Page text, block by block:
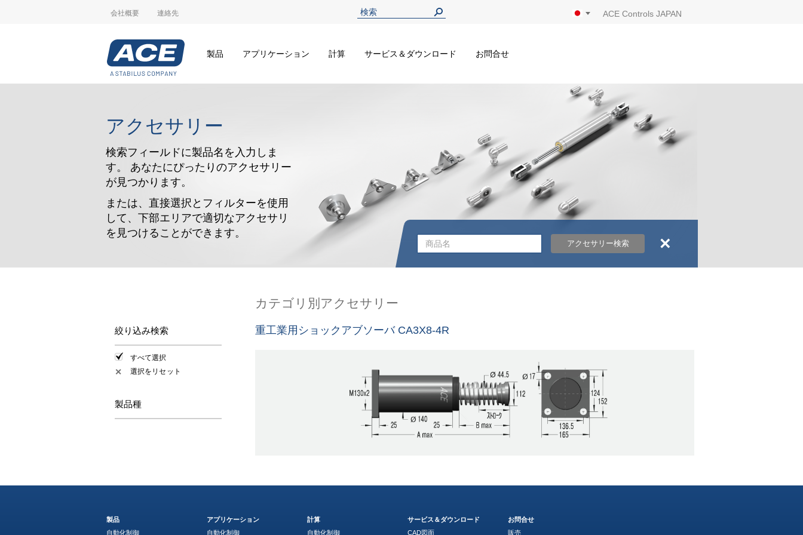
会社概要 連絡先 ACE Controls JAPAN
製品 アプリケーション 計算 サービス＆ダウンロード お問合せ
アクセサリー
検索フィールドに製品名を入力しま
す。 あなたにぴったりのアクセサリー
が見つかります。
または、直接選択とフィルターを使用
して、下部エリアで適切なアクセサリ
を見つけることができます。
アクセサリー検索 ×
絞り込み検索
すべて選択
✕ 選択をリセット
製品種
カテゴリ別アクセサリー
重工業用ショックアブソーバ CA3X8-4R
製品
自動化制御
アプリケーション
自動化制御
計算
自動化制御
サービス＆ダウンロード
CAD図面
お問合せ
販売